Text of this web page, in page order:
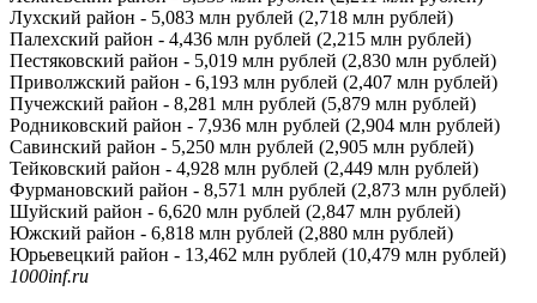
Лухский район - 5,083 млн рублей (2,718 млн рублей)
Палехский район - 4,436 млн рублей (2,215 млн рублей)
Пестяковский район - 5,019 млн рублей (2,830 млн рублей)
Приволжский район - 6,193 млн рублей (2,407 млн рублей)
Пучежский район - 8,281 млн рублей (5,879 млн рублей)
Родниковский район - 7,936 млн рублей (2,904 млн рублей)
Савинский район - 5,250 млн рублей (2,905 млн рублей)
Тейковский район - 4,928 млн рублей (2,449 млн рублей)
Фурмановский район - 8,571 млн рублей (2,873 млн рублей)
Шуйский район - 6,620 млн рублей (2,847 млн рублей)
Южский район - 6,818 млн рублей (2,880 млн рублей)
Юрьевецкий район - 13,462 млн рублей (10,479 млн рублей)
1000inf.ru